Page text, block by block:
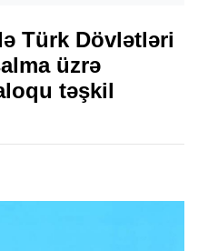
Türk Dövlətləri
üzrə
təşkil